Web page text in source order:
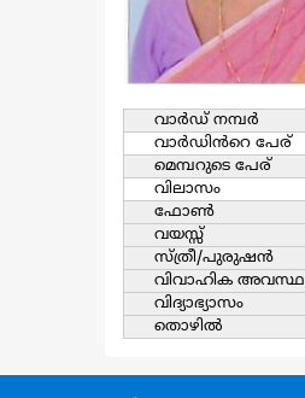
വാര്‍ഡ്‌ നമ്പര്‍
വാര്‍ഡിൻറെ പേര്
മെമ്പറുടെ പേര്
വിലാസം
ഫോൺ
വയസ്സ്
സ്ത്രീ/പുരുഷന്‍
വിവാഹിക അവസ്ഥ
വിദ്യാഭ്യാസം
തൊഴില്‍